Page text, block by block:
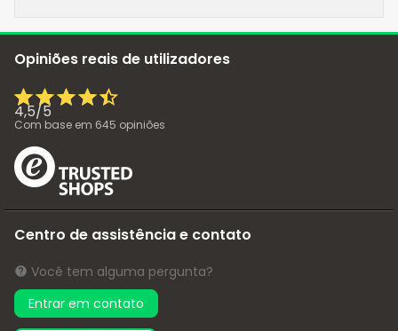
Opiniões reais de utilizadores
4,5/5
Com base em 645 opiniões
Centro de assistência e contato
Você tem alguma pergunta?
Entrar em contato